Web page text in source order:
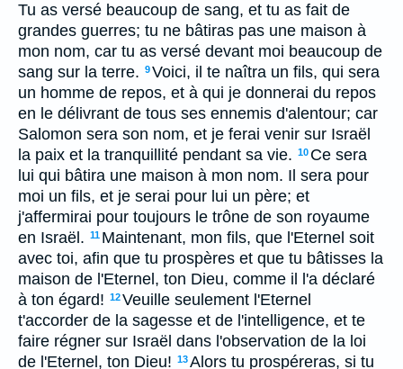
Tu as versé beaucoup de sang, et tu as fait de
grandes guerres; tu ne bâtiras pas une maison à
mon nom, car tu as versé devant moi beaucoup de
sang sur la terre. 9Voici, il te naîtra un fils, qui sera
un homme de repos, et à qui je donnerai du repos
en le délivrant de tous ses ennemis d'alentour; car
Salomon sera son nom, et je ferai venir sur Israël
la paix et la tranquillité pendant sa vie. 10 Ce sera
lui qui bâtira une maison à mon nom. Il sera pour
moi un fils, et je serai pour lui un père; et
j'affermirai pour toujours le trône de son royaume
en Israël. 11 Maintenant, mon fils, que l'Eternel soit
avec toi, afin que tu prospères et que tu bâtisses la
maison de l'Eternel, ton Dieu, comme il l'a déclaré
à ton égard! 12Veuille seulement l'Eternel
t'accorder de la sagesse et de l'intelligence, et te
faire régner sur Israël dans l'observation de la loi
de l'Eternel, ton Dieu! 13Alors tu prospéreras, si tu